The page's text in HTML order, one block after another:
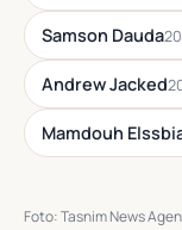
Samson Dauda
Andrew Jacked
Mamdouh
Foto: Tasnim News